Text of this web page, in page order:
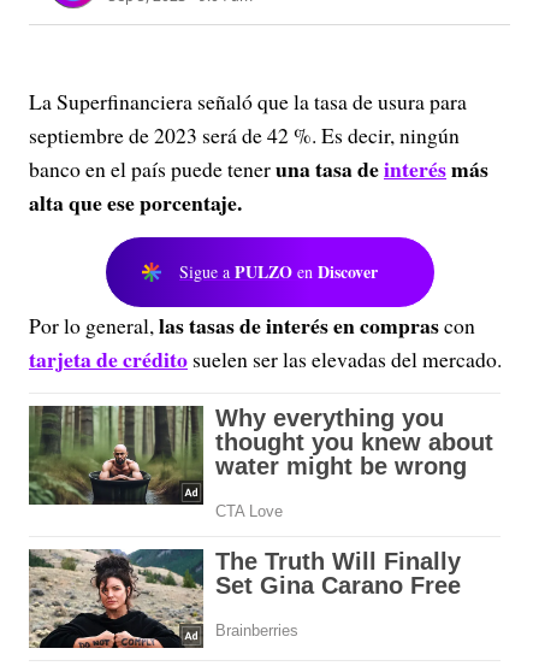
La Superfinanciera señaló que la tasa de usura para
septiembre de 2023 será de 42 %. Es decir, ningún
banco en el país puede teneruna tasa deinterésmás
alta que ese porcentaje.
Sigue a PULZO en Discover
Por lo general,las tasas de interés en comprascon
tarjeta de crédito suelen ser las elevadas del mercado.